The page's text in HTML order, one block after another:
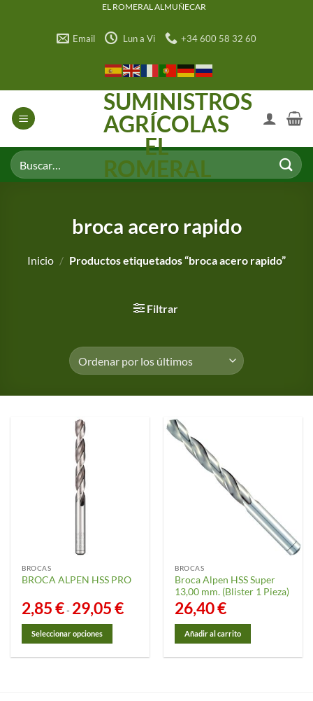
EL ROMERAL ALMUÑECAR
Email Lun a Vi +34 600 58 32 60
SUMINISTROS
AGRÍCOLAS
EL
ROMERAL
Buscar
por:
broca acero rapido
Inicio / Productos etiquetados “broca acero rapido”
Filtrar
BROCAS
BROCA ALPEN HSS PRO
2,85€- 29,05€Rango
de
29,05 €
Seleccionar opciones
BROCAS
Broca Alpen HSS Super
13,00 mm. (Blister 1 Pieza)
26,40€
Añadir al carrito